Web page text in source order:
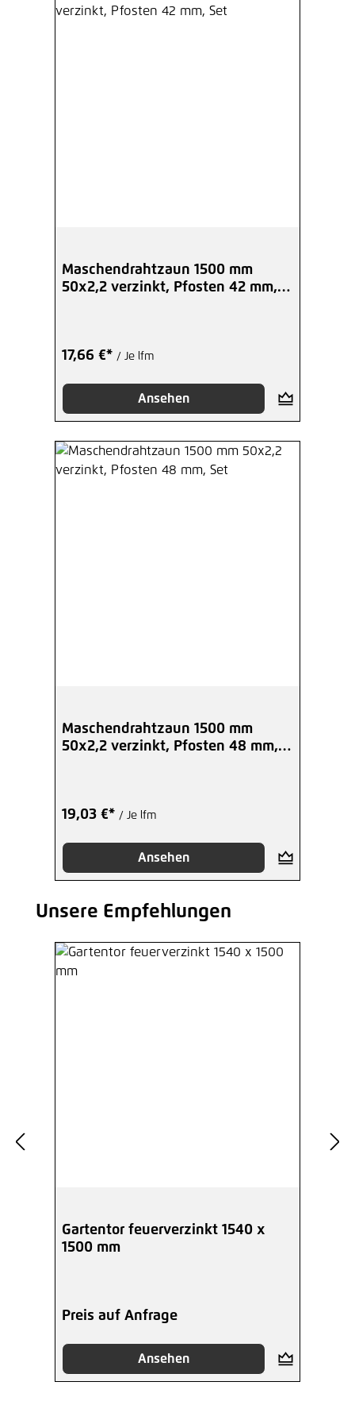
Maschendrahtzaun 1500 mm
50x2,2 verzinkt, Pfosten 42 mm,
17,66 €* / Je lfm
Ansehen
Maschendrahtzaun 1500 mm
50x2,2 verzinkt, Pfosten 48 mm,
19,03 €* / Je lfm
Ansehen
Produktgalerie überspringen
Unsere Empfehlungen
Gartentor feuerverzinkt 1540 x
1500 mm
Preis auf Anfrage
Ansehen